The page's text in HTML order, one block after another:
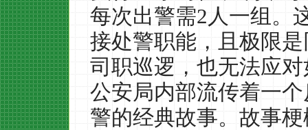
每次出警需2人一组。
接处警职能，且极限
司职巡逻，也无法应
公安局内部流传着一
警的经典故事。故事